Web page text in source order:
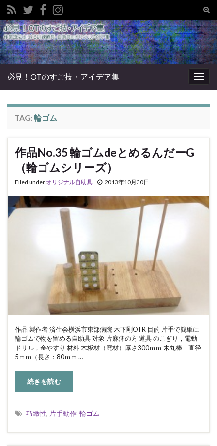
Search for:
必見！OTのすご技・アイデア集
TAG: 輪ゴム
作品No.35 輪ゴムdeとめるんだーG
（輪ゴムシリーズ）
Filed under オリジナル自助具 2013年10月30日
作品 製作者 済生会横浜市東部病院 木下剛OTR 目的 片手で簡単に
輪ゴムで物を留める自助具 対象 片麻痺の方 道具 のこぎり，電動
ドリル，金やすり 材料 木板材（廃材）厚さ300ｍｍ 木丸棒 直径
5ｍｍ（長さ：80ｍｍ …
続きを読む
巧緻性, 片手動作, 輪ゴム